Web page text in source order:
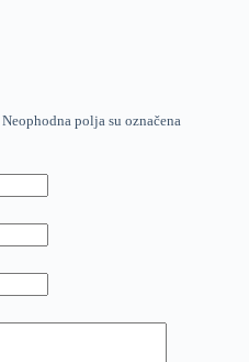
Neophodna polja su označena